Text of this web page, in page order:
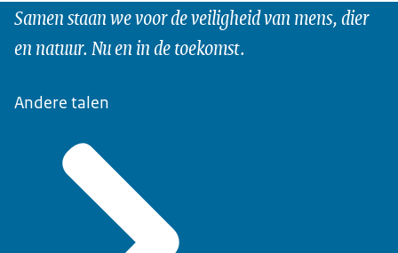
Samen staan we voor de veiligheid van mens, dier
en natuur. Nu en in de toekomst.
Andere talen